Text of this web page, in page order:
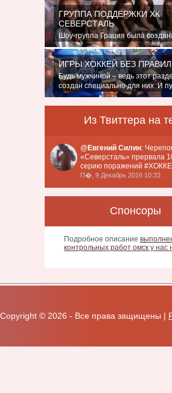
Коллектив...
ГРУППА ПОДДЕРЖКИ ХК
СЕВЕРСТАЛЬ
Шоу-группа Грация была
базе ярославского шейпинг-
для...
ИГРЫ ХОККЕЙ БЕЗ ПРАВИЛ
Будь мужчиной – ведь этот
создан специально для них. И
злопыхатели...
Из Твиттера на
@ Евгений Силин:
«Северсталь» прервала
серию поражений
П�, 9 Декабрь 2016 10:33
Спонсоры
Подробное описание
контрольных работ омск у нас
Copyright © 2026 - Все права защищены |